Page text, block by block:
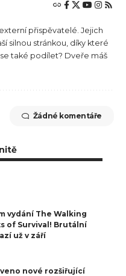
přispěvatelé. Jejich
silnou stránkou, díky které
také podílet? Dveře máš
Žádné komentáře
vydání The Walking
of Survival! Brutální
už v září
nové rozšiřující